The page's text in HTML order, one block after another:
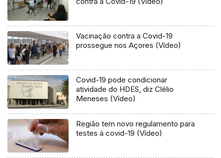
Vacinação contra a Covid-19
prossegue nos Açores (Vídeo)
Covid-19 pode condicionar
atividade do HDES, diz Clélio
Meneses (Vídeo)
Região tem novo regulamento para
testes à covid-19 (Vídeo)